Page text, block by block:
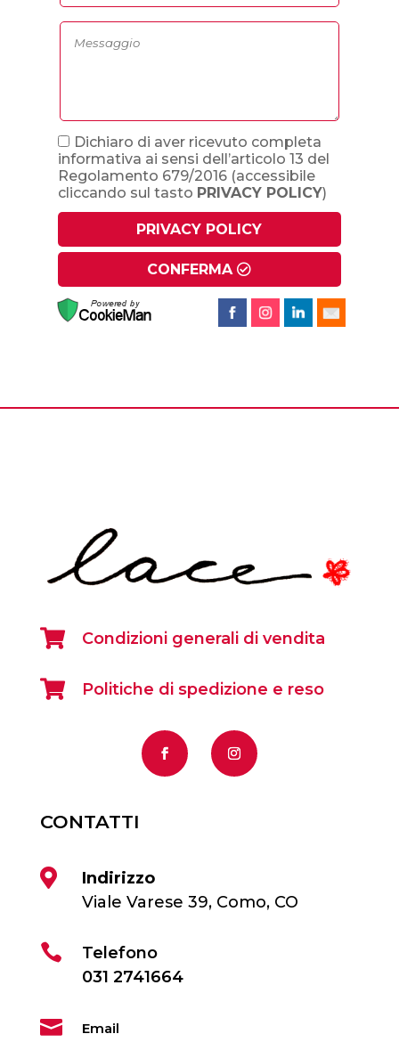
Dichiaro di aver ricevuto completa
informativa ai sensi dell’articolo 13 del
Regolamento 679/2016 (accessibile
cliccando sul tasto PRIVACY POLICY)
PRIVACY POLICY
CONFERMA
 Condizioni generali di vendita
 Politiche di spedizione e reso
CONTATTI

Indirizzo
Viale Varese 39, Como, CO

Telefono
031 2741664

Email